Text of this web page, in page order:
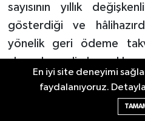
sayısının yıllık
gösterdiği ve
yönelik geri ödeme
alınarak mali
burs/kredi talebinin
hususunda GENÇLİK
TAVSİYEDE
En iyi site deneyimi
faydalanıyoruz.